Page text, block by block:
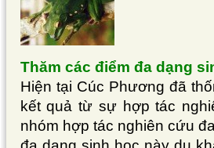
Thăm các điểm đa dạng
Hiện tại Cúc Phương đã
kết quả từ sự hợp tác
nhóm hợp tác nghiên cứu